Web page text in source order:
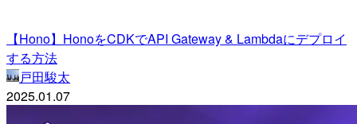
【Hono】HonoをCDKでAPI Gateway & Lambdaにデプロイ
する方法
戸田駿太
2025.01.07